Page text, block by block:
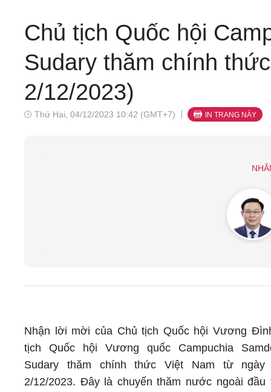
Chủ tịch Quốc hội
Sudary thăm chính
2/12/2023)
Thứ Hai, 04/12/2023 10:42 (GMT+7) IN TRANG NÀY
Nhận lời mời của Chủ tịch Quốc hội Vương
tịch Quốc hội Vương quốc Campuchia
Sudary thăm chính thức Việt Nam từ ngày
2/12/2023. Đây là chuyến thăm nước ngoài đầu